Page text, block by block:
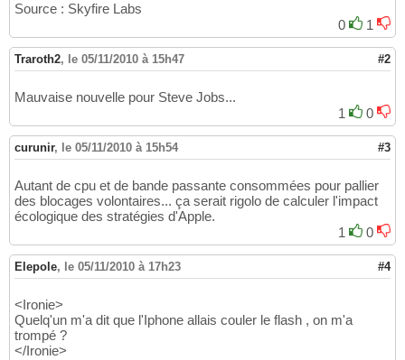
Source : Skyfire Labs
0
1
Traroth2, le 05/11/2010 à 15h47 #2
Mauvaise nouvelle pour Steve Jobs...
1
0
curunir, le 05/11/2010 à 15h54 #3
Autant de cpu et de bande passante consommées pour pallier
des blocages volontaires... ça serait rigolo de calculer l'impact
écologique des stratégies d'Apple.
1
0
Elepole, le 05/11/2010 à 17h23 #4
<Ironie>
Quelq'un m'a dit que l'Iphone allais couler le flash , on m'a
trompé ?
</Ironie>